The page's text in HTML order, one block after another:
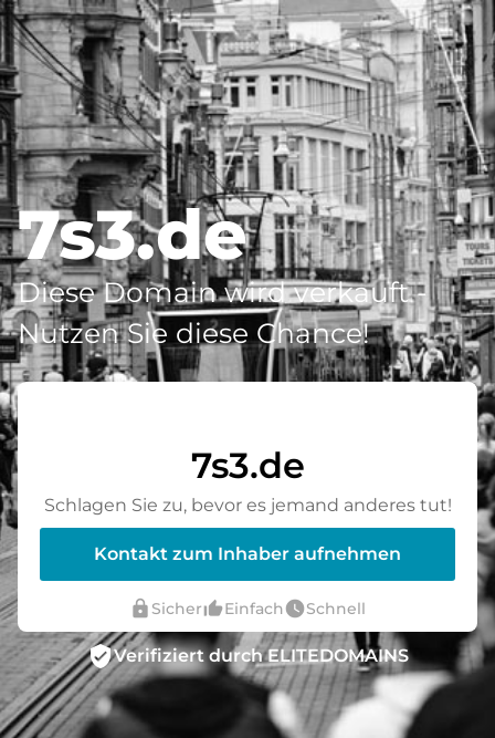
7s3.de
Diese Domain wird verkauft -
Nutzen Sie diese Chance!
7s3.de
Schlagen Sie zu, bevor es jemand anderes tut!
Kontakt zum Inhaber aufnehmen
lock Sicherthumb_up_altEinfachwatch_laterSchnell
verified_userVerifiziert durch ELITEDOMAINS